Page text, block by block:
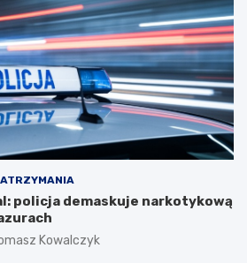
policja demaskuje narkotykową
Kowalczyk